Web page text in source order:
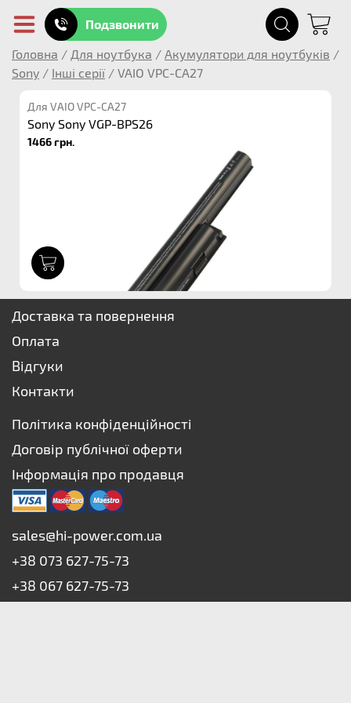
Подзвонити
Головна / Для ноутбука / Акумулятори для ноутбуків /
Sony / Інші серії / VAIO VPC-CA27
Для VAIO VPC-CA27
Sony Sony VGP-BPS26
1466 грн.
Доставка та повернення
Оплата
Відгуки
Контакти
Політика конфіденційності
Договір публічної оферти
Інформація про продавця
sales@hi-power.com.ua
+38 073 627-75-73
+38 067 627-75-73